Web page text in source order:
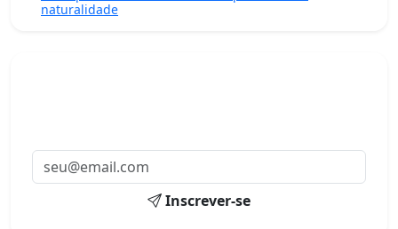
naturalidade
Inscrever-se